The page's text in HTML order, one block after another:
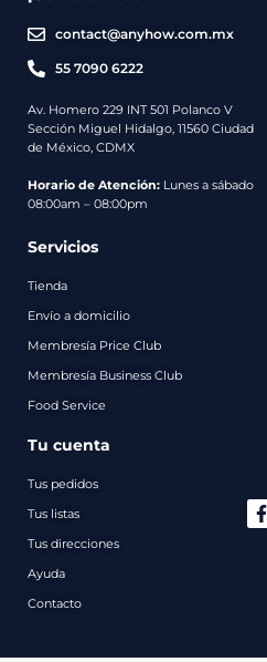
contact@anyhow.com.mx
55 7090 6222
Av. Homero 229 INT 501 Polanco V
Sección Miguel Hidalgo, 11560 Ciudad
de México, CDMX
Horario de Atención: Lunes a sábado
08:00am – 08:00pm
Servicios
Tienda
Envío a domicilio
Membresía Price Club
Membresía Business Club
Food Service
Tu cuenta
Tus pedidos
Tus listas
Tus direcciones
Ayuda
Contacto
Envíos
Métodos
de
Contacto